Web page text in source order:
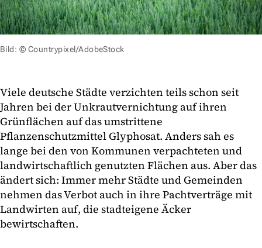
Bild: © Countrypixel/AdobeStock
Viele deutsche Städte verzichten teils schon seit
Jahren bei der Unkrautvernichtung auf ihren
Grünflächen auf das umstrittene
Pflanzenschutzmittel Glyphosat. Anders sah es
lange bei den von Kommunen verpachteten und
landwirtschaftlich genutzten Flächen aus. Aber das
ändert sich: Immer mehr Städte und Gemeinden
nehmen das Verbot auch in ihre Pachtverträge mit
Landwirten auf, die stadteigene Äcker
bewirtschaften.